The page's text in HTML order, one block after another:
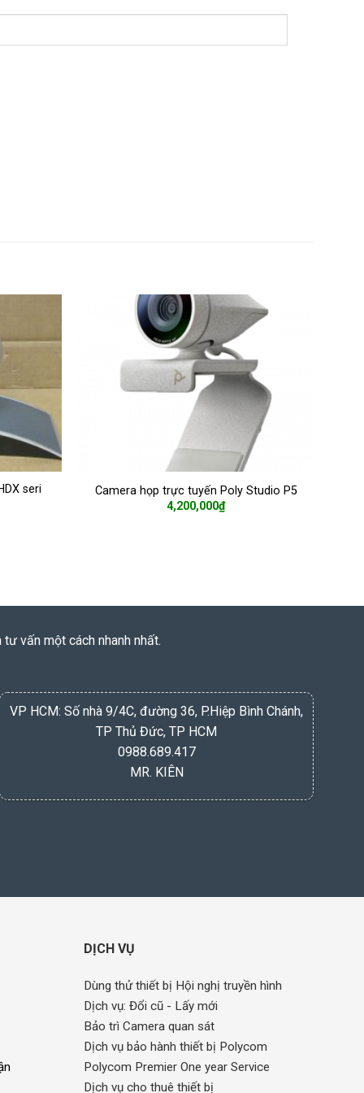
seri
Camera họp trực tuyến Poly Studio P5
4,200,000₫
vấn một cách nhanh nhất.
VP HCM: Số nhà 9/4C, đường 36, P.Hiệp Bình Chánh,
TP Thủ Đức, TP HCM
0988.689.417
MR. KIÊN
DỊCH VỤ
Dùng thử thiết bị Hội nghị truyền hình
Dịch vụ: Đổi cũ - Lấy mới
Bảo trì Camera quan sát
Dịch vụ bảo hành thiết bị Polycom
Polycom Premier One year Service
Dịch vụ cho thuê thiết bị